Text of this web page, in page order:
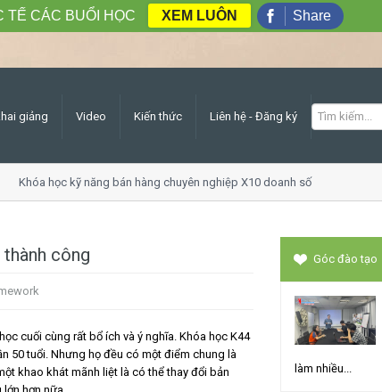
giảng Video Kiến thức Liên hệ - Đăng ký
Khóa học kỹ năng bán hàng chuyên nghiệp X10 doanh số
công
cuối cùng rất bổ ích và ý nghĩa. Khóa học K44
50 tuổi. Nhưng họ đều có một điểm chung là
khao khát mãnh liệt là có thể thay đổi bản
Góc đào tạo
làm nhiều...
TẾ CÁC BUỔI HỌC XEM LUÔN Share